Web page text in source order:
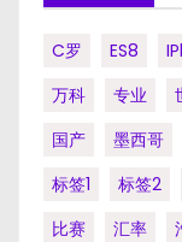
C罗 ES8
万科
专业
国产
墨西哥
标签1
标签2
比赛
汇率